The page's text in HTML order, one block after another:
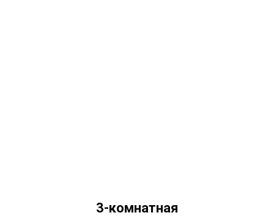
3-комнатная